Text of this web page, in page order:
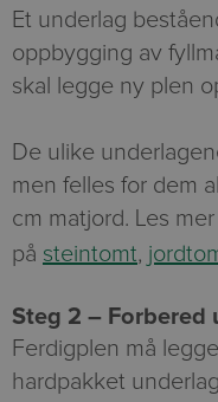
Et underlag
oppbygging av
skal legge ny plen
De ulike
men felles for dem
cm matjord. Les
på steintomt,
Steg 2 – Forbered
Ferdigplen må
hardpakket